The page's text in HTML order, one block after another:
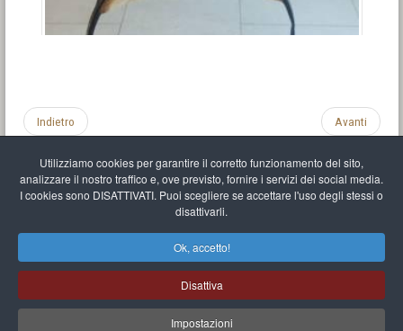
Utilizziamo cookies per garantire il corretto funzionamento del sito,
analizzare il nostro traffico e, ove previsto, fornire i servizi dei social media.
I cookies sono DISATTIVATI. Puoi scegliere se accettare l'uso degli stessi o
disattivarli.
Ok, accetto!
Disattiva
Impostazioni
Indietro Avanti
Mappa del sito
Mr Balthasar Brennenstuhl
Artista scultore e pittore
Quai Séverine Résidence Navy Club / 17 83430 Saint-Mandrier-sur-Mer,Provence-
Alpes-Côte d'Azur-France